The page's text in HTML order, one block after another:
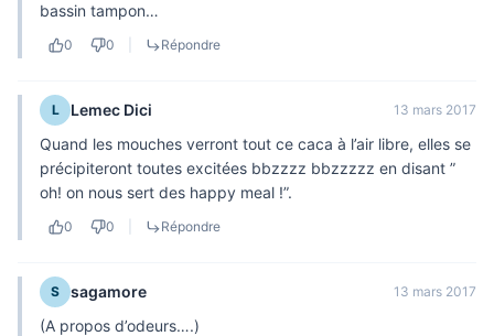
bassin tampon…
0 0 Répondre
L Lemec Dici 13 mars 2017
Quand les mouches verront tout ce caca à l’air libre, elles se
précipiteront toutes excitées bbzzzz bbzzzzz en disant ”
oh! on nous sert des happy meal !”.
0 0 Répondre
S sagamore 13 mars 2017
(A propos d’odeurs….)